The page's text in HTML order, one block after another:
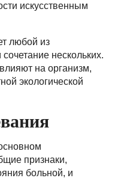
искусственным
любой из
нескольких.
на организм,
экологической
признаки,
больной, и